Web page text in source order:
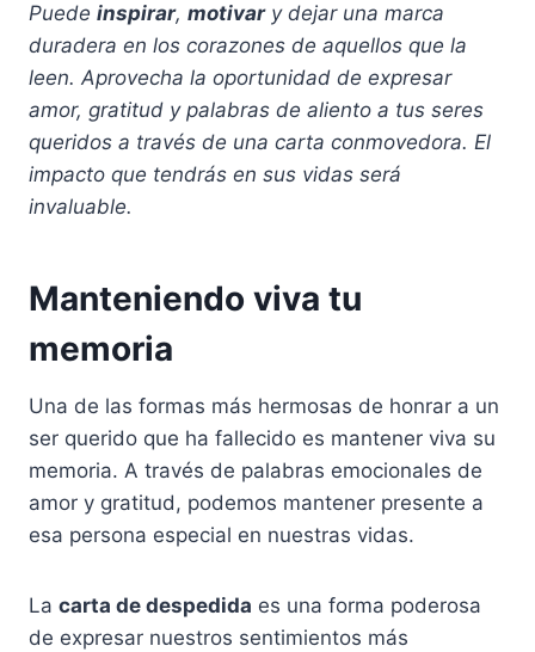
Puede inspirar, motivary dejar una marca
duradera en los corazones de aquellos que la
leen. Aprovecha la oportunidad de expresar
amor, gratitud y palabras de aliento a tus seres
queridos a través de una carta conmovedora. El
impacto que tendrás en sus vidas será
invaluable.
Manteniendo viva tu
memoria
Una de las formas más hermosas de honrar a un
ser querido que ha fallecido es mantener viva su
memoria. A través de palabras emocionales de
amor y gratitud, podemos mantener presente a
esa persona especial en nuestras vidas.
La carta de despedida es una forma poderosa
de expresar nuestros sentimientos más